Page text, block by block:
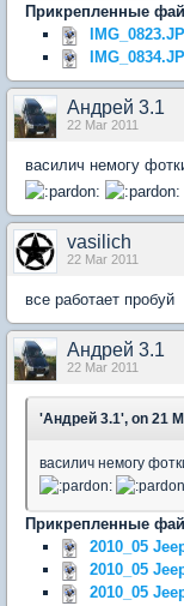
Прикрепленные
Андрей 3.1
22 Mar 2011
василич немогу
vasilich
22 Mar 2011
все работает пробуй
Андрей 3.1
22 Mar 2011
'Андрей 3.1', on 21
василич немогу
Прикрепленные
2010_05
2010_05
2010_05